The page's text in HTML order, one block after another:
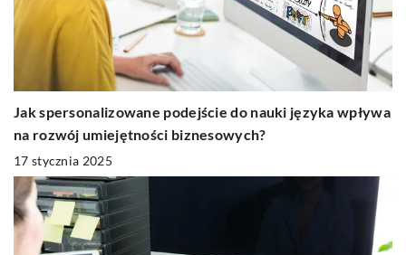
Jak spersonalizowane podejście do nauki języka wpływa
na rozwój umiejętności biznesowych?
17 stycznia 2025